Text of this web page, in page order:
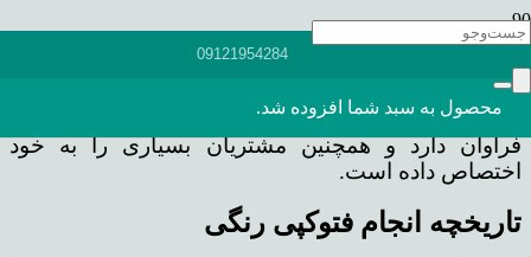
09121954284
محصول به سبد شما افزوده شد.
دستگاه هایی که برای فتوکپی استفاده می شوند، انواع و
مدل های مختلف و فراوانی دارند و با برند ها، اشکال و
ویژگی های خاص در بازار وجود دارند که یکی از مهم
ترین انواع آن ها دستگاه های کپی رنگی است که کاربرد
فراوان دارد و همچنین مشتریان بسیاری را به خود
اختصاص داده است.
تاریخچه انجام فتوکپی رنگی